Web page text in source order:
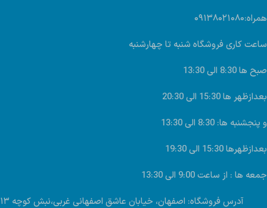
همراه:۰۹۱۳۸۰۲۱۰۸۰
ساعت کاری فروشگاه شنبه تا چهارشنبه
صبح ها 8:30 الی 13:30
بعدازظهر ها 15:30 الی 20:30
و پنجشنبه ها: 8:30 الی 13:30
بعدازظهرها 15:30 الی 19:30
جمعه ها : از ساعت 9:00 الی 13:30
آدرس فروشگاه: اصفهان، خیابان عاشق اصفهانی غربی،نبش کوچه ۱۳